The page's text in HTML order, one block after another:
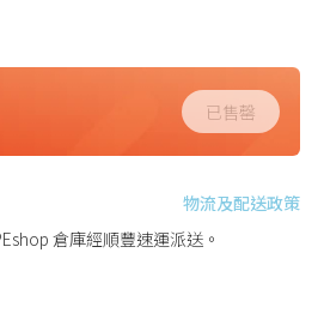
已售罄
物流及配送政策
倉庫經順豐速運派送。